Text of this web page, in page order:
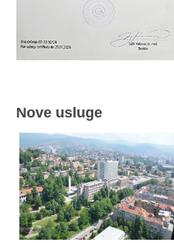
Nove usluge